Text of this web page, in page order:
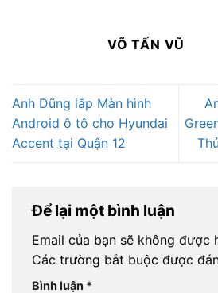
VÕ TẤN VŨ
Anh Dũng lắp Màn hình
Android ô tô cho Hyundai
Accent tại Quận 12
Để lại một bình luận
Email của bạn sẽ không được
Các trường bắt buộc được
Bình luận *